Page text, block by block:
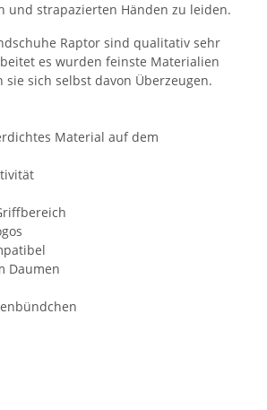
und strapazierten Händen zu leiden.
Raptor sind qualitativ sehr
es wurden feinste Materialien
sie sich selbst davon Überzeugen.
Material auf dem
Daumen